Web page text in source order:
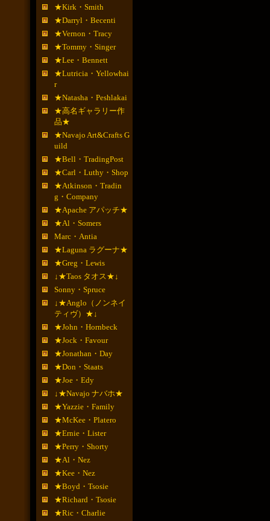
★Kirk・Smith
★Darryl・Becenti
★Vernon・Tracy
★Tommy・Singer
★Lee・Bennett
★Lutricia・Yellowhai
r
★Natasha・Peshlakai
★高名ギャラリー作
品★
★Navajo Art&Crafts G
uild
★Bell・TradingPost
★Carl・Luthy・Shop
★Atkinson・Tradin
g・Company
★Apache アパッチ★
★Al・Somers
Marc・Antia
★Laguna ラグーナ★
★Greg・Lewis
↓★Taos タオス★↓
Sonny・Spruce
↓★Anglo（ノンネイ
ティヴ）★↓
★John・Hornbeck
★Jock・Favour
★Jonathan・Day
★Don・Staats
★Joe・Edy
↓★Navajo ナバホ★
★Yazzie・Family
★McKee・Platero
★Ernie・Lister
★Perry・Shorty
★Al・Nez
★Kee・Nez
★Boyd・Tsosie
★Richard・Tsosie
★Ric・Charlie